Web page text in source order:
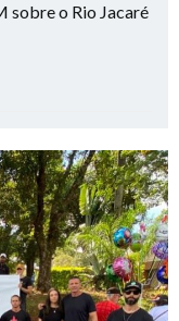
sobre o Rio Jacaré